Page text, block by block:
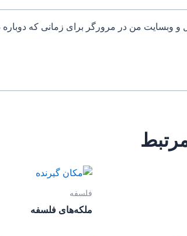
و وبسایت من در مرورگر برای زمانی که
فلسفه
ملکه‌های فلسفه